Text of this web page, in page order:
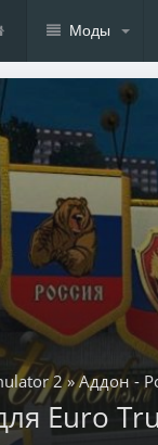
Моды
2» Аддон -
Euro